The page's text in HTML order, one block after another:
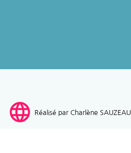
Réalisé par Charlène SAUZEAU
language